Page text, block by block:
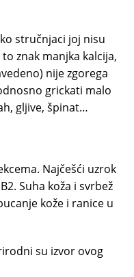
stručnjaci joj nisu
znak manjka kalcija,
nije zgorega
grickati malo
gljive, špinat…
Najčešći uzrok
Suha koža i svrbež
kože i ranice u
su izvor ovog